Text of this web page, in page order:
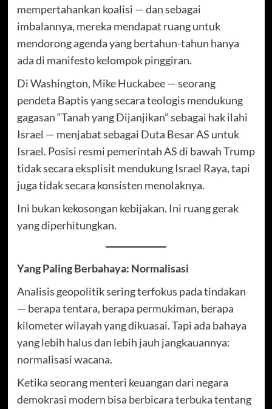
mempertahankan koalisi — dan sebagai
imbalannya, mereka mendapat ruang untuk
mendorong agenda yang bertahun-tahun hanya
ada di manifesto kelompok pinggiran.
Di Washington, Mike Huckabee — seorang
pendeta Baptis yang secara teologis mendukung
gagasan “Tanah yang Dijanjikan” sebagai hak ilahi
Israel — menjabat sebagai Duta Besar AS untuk
Israel. Posisi resmi pemerintah AS di bawah Trump
tidak secara eksplisit mendukung Israel Raya, tapi
juga tidak secara konsisten menolaknya.
Ini bukan kekosongan kebijakan. Ini ruang gerak
yang diperhitungkan.
Yang Paling Berbahaya: Normalisasi
Analisis geopolitik sering terfokus pada tindakan
— berapa tentara, berapa permukiman, berapa
kilometer wilayah yang dikuasai. Tapi ada bahaya
yang lebih halus dan lebih jauh jangkauannya:
normalisasi wacana.
Ketika seorang menteri keuangan dari negara
demokrasi modern bisa berbicara terbuka tentang